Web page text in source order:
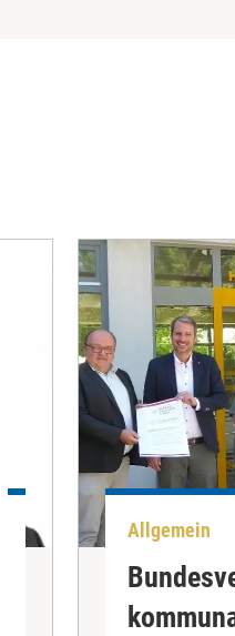
Allgemein